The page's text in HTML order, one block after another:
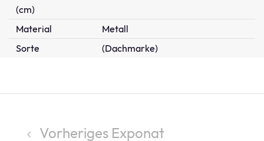
(cm)
Material
Metall
Sorte
(Dachmarke)
Vorheriges Exponat